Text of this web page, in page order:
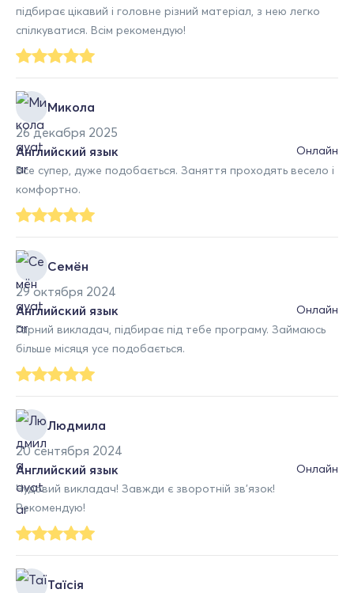
підбирає цікавий і головне різний матеріал, з нею легко
спілкуватися. Всім рекомендую!
Микола
26 декабря 2025
Онлайн
Английский язык
Все супер, дуже подобається. Заняття проходять весело і
комфортно.
Семён
29 октября 2024
Онлайн
Английский язык
Гарний викладач, підбирає під тебе програму. Займаюсь
більше місяця усе подобається.
Людмила
20 сентября 2024
Онлайн
Английский язык
Чудовий викладач! Завжди є зворотній зв'язок!
Рекомендую!
Таїсія